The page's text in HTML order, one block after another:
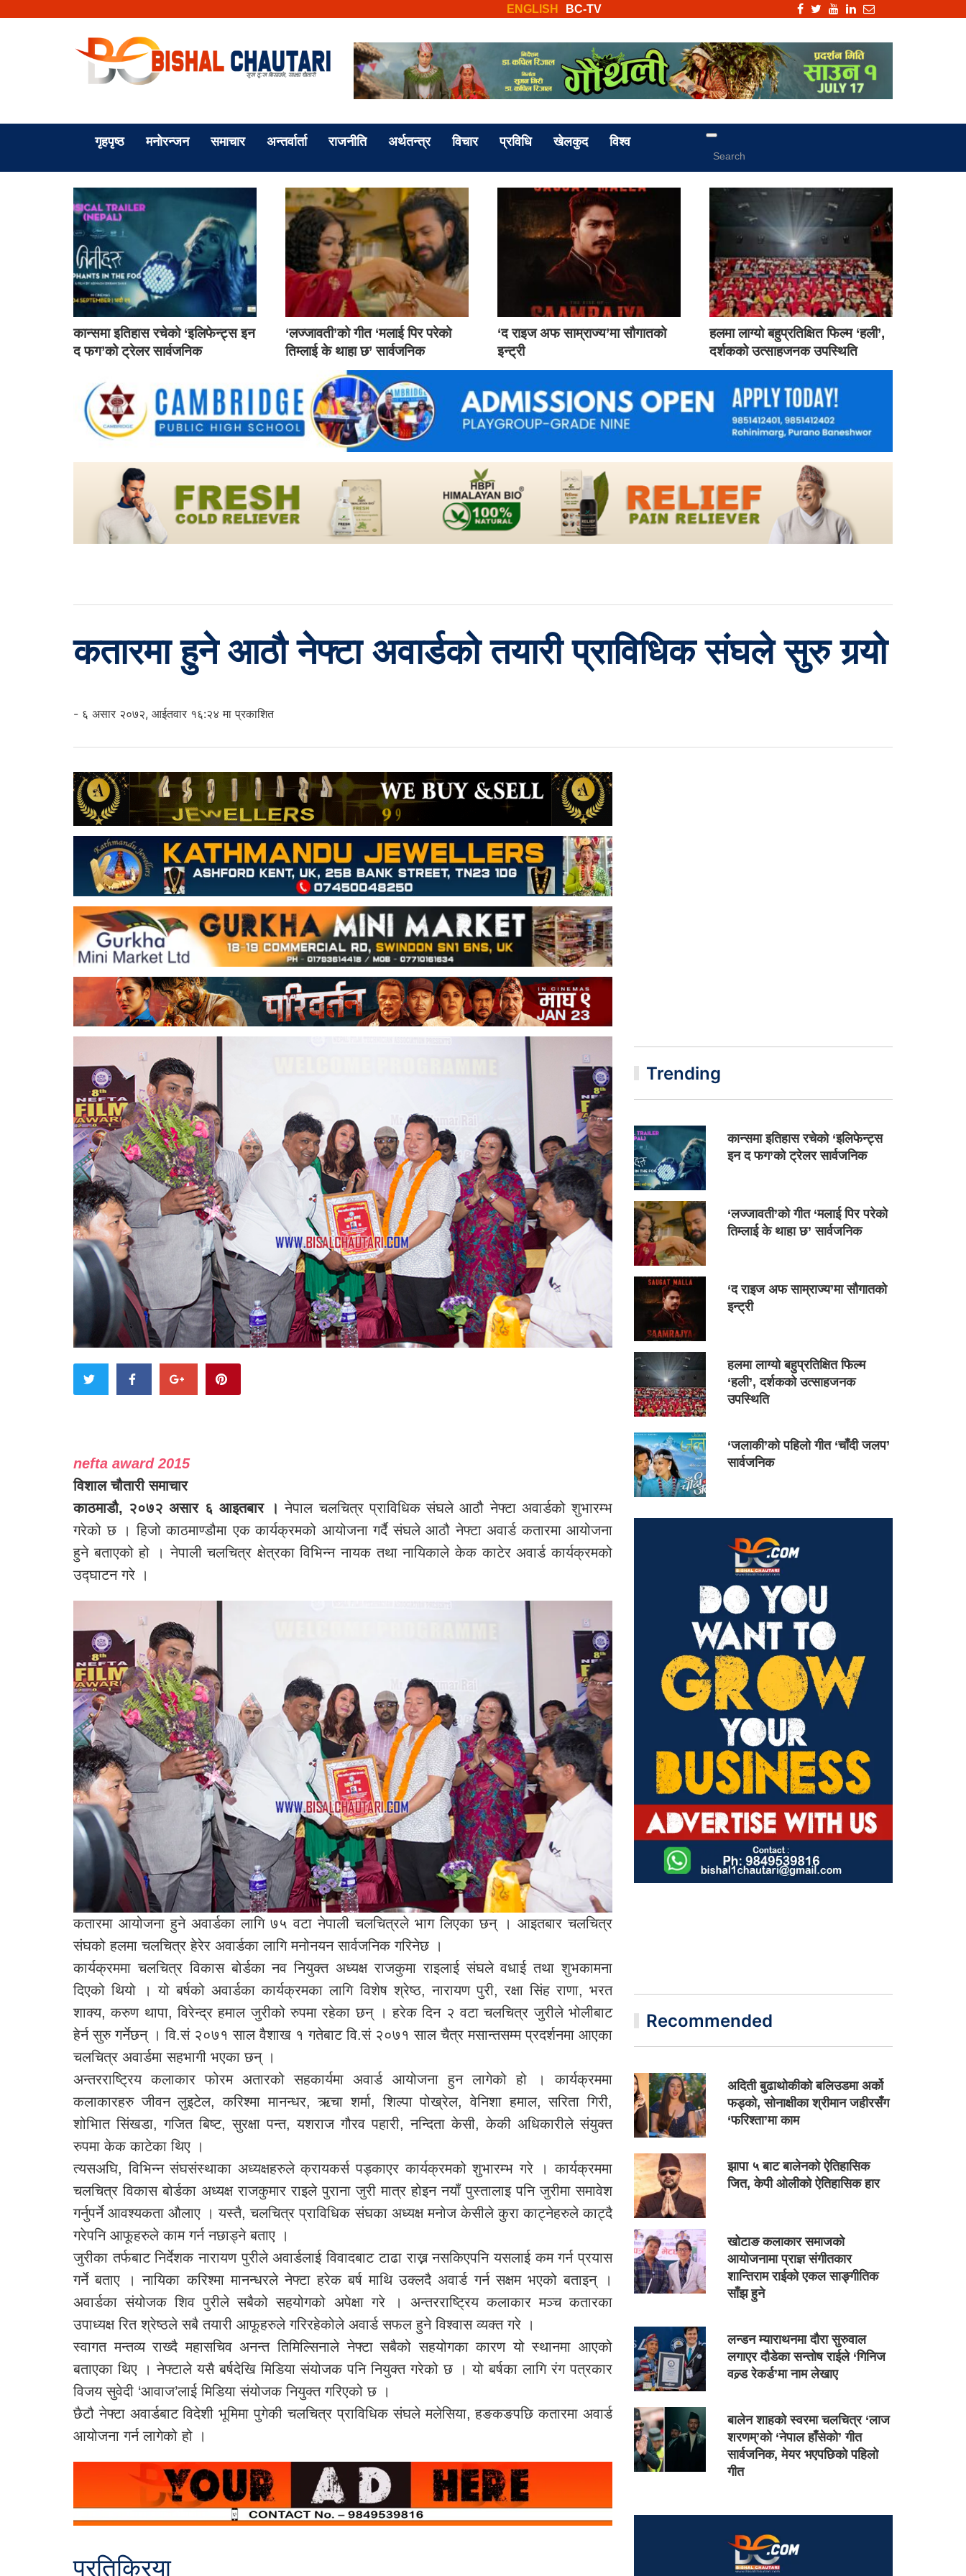
BC-TV
ENGLISH
गृहपृष्ठ मनोरन्जन समाचार अन्तर्वार्ता राजनीति अर्थतन्त्र विचार प्रविधि खेलकुद विश्व
कान्समा इतिहास रचेको ‘इलिफेन्ट्स इन
द फग’को ट्रेलर सार्वजनिक
‘लज्जावती’को गीत ‘मलाई पिर परेको
तिम्लाई के थाहा छ’ सार्वजनिक
‘द राइज अफ साम्राज्य’मा सौगातको
इन्ट्री
हलमा लाग्यो बहुप्रतिक्षित फिल्म ‘हली’,
दर्शकको उत्साहजनक उपस्थिति
कतारमा हुने आठौ नेफ्टा अवार्डको तयारी प्राविधिक संघले सुरु गर्‍यो
- ६ असार २०७२, आईतवार १६:२४ मा प्रकाशित
nefta award 2015
विशाल चौतारी समाचार
काठमाडौ, २०७२ असार ६ आइतबार । नेपाल चलचित्र प्राविधिक संघले आठौ नेफ्टा अवार्डको शुभारम्भ
गरेको छ । हिजो काठमाण्डौमा एक कार्यक्रमको आयोजना गर्दै संघले आठौ नेफ्टा अवार्ड कतारमा आयोजना
हुने बताएको हो । नेपाली चलचित्र क्षेत्रका विभिन्न नायक तथा नायिकाले केक काटेर अवार्ड कार्यक्रमको
उद्घाटन गरे ।
कतारमा आयोजना हुने अवार्डका लागि ७५ वटा नेपाली चलचित्रले भाग लिएका छन् । आइतबार चलचित्र
संघको हलमा चलचित्र हेरेर अवार्डका लागि मनोनयन सार्वजनिक गरिनेछ ।
कार्यक्रममा चलचित्र विकास बोर्डका नव नियुक्त अध्यक्ष राजकुमा राइलाई संघले वधाई तथा शुभकामना
दिएको थियो । यो बर्षको अवार्डका कार्यक्रमका लागि विशेष श्रेष्ठ, नारायण पुरी, रक्षा सिंह राणा, भरत
शाक्य, करुण थापा, विरेन्द्र हमाल जुरीको रुपमा रहेका छन् । हरेक दिन २ वटा चलचित्र जुरीले भोलीबाट
हेर्न सुरु गर्नेछन् । वि.सं २०७१ साल वैशाख १ गतेबाट वि.सं २०७१ साल चैत्र मसान्तसम्म प्रदर्शनमा आएका
चलचित्र अवार्डमा सहभागी भएका छन् ।
अन्तरराष्ट्रिय कलाकार फोरम अतारको सहकार्यमा अवार्ड आयोजना हुन लागेको हो । कार्यक्रममा
कलाकारहरु जीवन लुइटेल, करिश्मा मानन्धर, ऋचा शर्मा, शिल्पा पोख्रेल, वेनिशा हमाल, सरिता गिरी,
शोभिात सिंखडा, गजित बिष्ट, सुरक्षा पन्त, यशराज गौरव पहारी, नन्दिता केसी, केकी अधिकारीले संयुक्त
रुपमा केक काटेका थिए ।
त्यसअघि, विभिन्न संघसंस्थाका अध्यक्षहरुले क्रायकर्स पड्काएर कार्यक्रमको शुभारम्भ गरे । कार्यक्रममा
चलचित्र विकास बोर्डका अध्यक्ष राजकुमार राइले पुराना जुरी मात्र होइन नयाँ पुस्तालाइ पनि जुरीमा समावेश
गर्नुपर्ने आवश्यकता औलाए । यस्तै, चलचित्र प्राविधिक संघका अध्यक्ष मनोज केसीले कुरा काट्नेहरुले काट्दै
गरेपनि आफूहरुले काम गर्न नछाड्ने बताए ।
जुरीका तर्फबाट निर्देशक नारायण पुरीले अवार्डलाई विवादबाट टाढा राख्न नसकिएपनि यसलाई कम गर्न प्रयास
गर्ने बताए । नायिका करिश्मा मानन्धरले नेफ्टा हरेक बर्ष माथि उक्लदै अवार्ड गर्न सक्षम भएको बताइन् ।
अवार्डका संयोजक शिव पुरीले सबैको सहयोगको अपेक्षा गरे । अन्तरराष्ट्रिय कलाकार मञ्च कतारका
उपाध्यक्ष रित श्रेष्ठले सबै तयारी आफूहरुले गरिरहेकोले अवार्ड सफल हुने विश्वास व्यक्त गरे ।
स्वागत मन्तव्य राख्दै महासचिव अनन्त तिमिल्सिनाले नेफ्टा सबैको सहयोगका कारण यो स्थानमा आएको
बताएका थिए । नेफ्टाले यसै बर्षदेखि मिडिया संयोजक पनि नियुक्त गरेको छ । यो बर्षका लागि रंग पत्रकार
विजय सुवेदी ‘आवाज’लाई मिडिया संयोजक नियुक्त गरिएको छ ।
छैटौ नेफ्टा अवार्डबाट विदेशी भूमिमा पुगेकी चलचित्र प्राविधिक संघले मलेसिया, हङकङपछि कतारमा अवार्ड
आयोजना गर्न लागेको हो ।
प्रतिक्रिया
Trending
कान्समा इतिहास रचेको ‘इलिफेन्ट्स
इन द फग’को ट्रेलर सार्वजनिक
‘लज्जावती’को गीत ‘मलाई पिर परेको
तिम्लाई के थाहा छ’ सार्वजनिक
‘द राइज अफ साम्राज्य’मा सौगातको
इन्ट्री
हलमा लाग्यो बहुप्रतिक्षित फिल्म
‘हली’, दर्शकको उत्साहजनक
उपस्थिति
‘जलाकी’को पहिलो गीत ‘चाँदी जलप’
सार्वजनिक
Recommended
अदिती बुढाथोकीको बलिउडमा अर्को
फड्को, सोनाक्षीका श्रीमान जहीरसँग
‘फरिश्ता’मा काम
झापा ५ बाट बालेनको ऐतिहासिक
जित, केपी ओलीको ऐतिहासिक हार
खोटाङ कलाकार समाजको
आयोजनामा प्राज्ञ संगीतकार
शान्तिराम राईको एकल साङ्गीतिक
साँझ हुने
लन्डन म्याराथनमा दौरा सुरुवाल
लगाएर दौडेका सन्तोष राईले ‘गिनिज
वल्र्ड रेकर्ड’मा नाम लेखाए
बालेन शाहको स्वरमा चलचित्र ‘लाज
शरणम्’को ‘नेपाल हाँसेको’ गीत
सार्वजनिक, मेयर भएपछिको पहिलो
गीत